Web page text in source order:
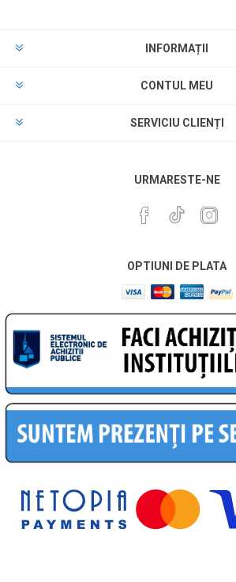
INFORMAȚII
CONTUL MEU
SERVICIU CLIENȚI
URMARESTE-NE
OPTIUNI DE PLATA